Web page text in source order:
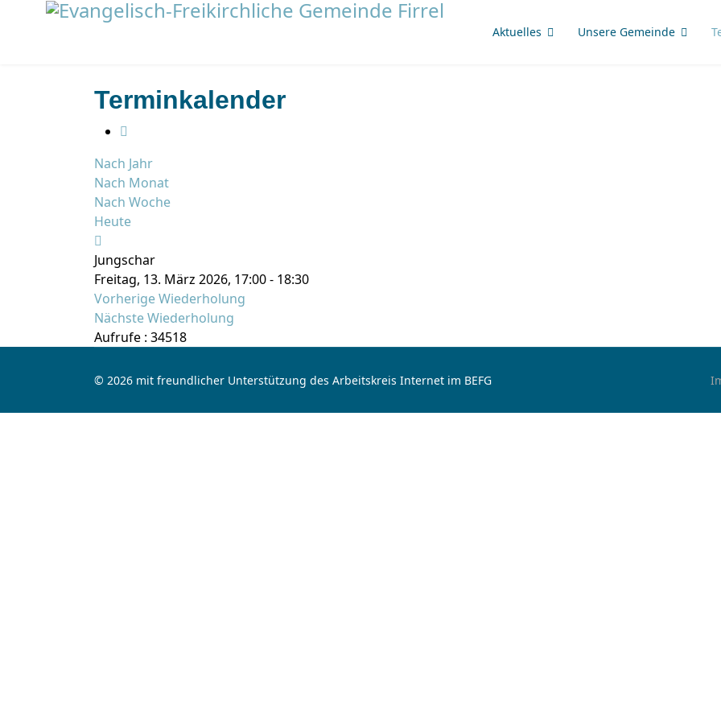
Aktuelles Unsere Gemeinde
Terminkalender
Nach Jahr
Nach Monat
Nach Woche
Heute
Jungschar
Freitag, 13. März 2026, 17:00 - 18:30
Vorherige Wiederholung
Nächste Wiederholung
Aufrufe : 34518
© 2026 mit freundlicher Unterstützung des Arbeitskreis Internet im BEFG